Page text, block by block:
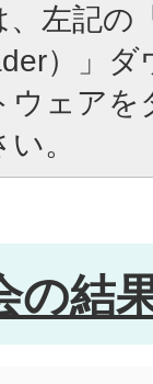
左記の
）」
ウェア
。
の結